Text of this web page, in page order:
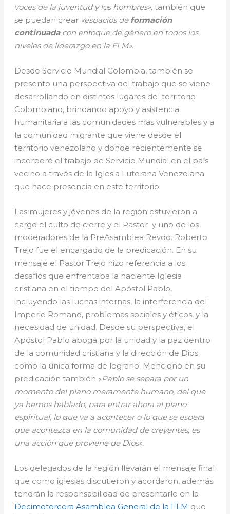
voces de la juventud y los hombres»,también que
se puedan crear «espacios de formación
continuada con enfoque de género en todos los
niveles de liderazgo en la FLM».
Desde Servicio Mundial Colombia, también se
presento una perspectiva del trabajo que se viene
desarrollando en distintos lugares del territorio
Colombiano, brindando apoyo y asistencia
humanitaria a las comunidades mas vulnerables y a
la comunidad migrante que viene desde el
territorio venezolano y donde recientemente se
incorporó el trabajo de Servicio Mundial en el país
vecino a través de la Iglesia Luterana Venezolana
que hace presencia en este territorio.
Las mujeres y jóvenes de la región estuvieron a
cargo el culto de cierre y el Pastor y uno de los
moderadores de la PreAsamblea Revdo. Roberto
Trejo fue el encargado de la predicación. En su
mensaje el Pastor Trejo hizo referencia a los
desafíos que enfrentaba la naciente Iglesia
cristiana en el tiempo del Apóstol Pablo,
incluyendo las luchas internas, la interferencia del
Imperio Romano, problemas sociales y éticos, y la
necesidad de unidad. Desde su perspectiva, el
Apóstol Pablo aboga por la unidad y la paz dentro
de la comunidad cristiana y la dirección de Dios
como la única forma de lograrlo. Mencionó en su
predicación también «Pablo se separa por un
momento del plano meramente humano, del que
ya hemos hablado, para entrar ahora al plano
espiritual, lo que va a acontecer o lo que se espera
que acontezca en la comunidad de creyentes, es
una acción que proviene de Dios».
Los delegados de la región llevarán el mensaje final
que como iglesias discutieron y acordaron, además
tendrán la responsabilidad de presentarlo en la
Decimotercera Asamblea General de la FLM que